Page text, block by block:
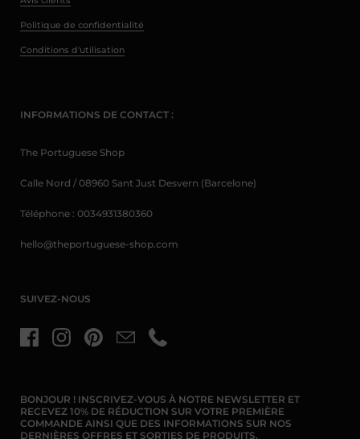
Politique de confidentialité
Conditions d'utilisation
INFORMATIONS DE CONTACT :
The Portuguese Shop
Calle Nord / 08960 Sant Just Desvern (Barcelone)
Téléphone : 0034931380360
hello@theportuguese-shop.com
SUIVEZ-NOUS
FacebookInstagramPinterestCourriel :Téléphone
BONJOUR ! INSCRIVEZ-VOUS À NOTRE NEWSLETTER ET
RECEVEZ 10% DE RÉDUCTION SUR VOTRE PREMIÈRE
COMMANDE AINSI QUE DES INFORMATIONS SUR NOS
DERNIÈRES OFFRES ET SORTIES DE PRODUITS.